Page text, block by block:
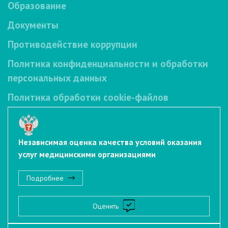
Образование
Документы
Противодействие коррупции
Политика конфиденциальности и обработки
персональных данных
Политика обработки cookie-файлов
Независимая оценка качества условий оказания
услуг медицинскими организациями
Подробнее
Оценить